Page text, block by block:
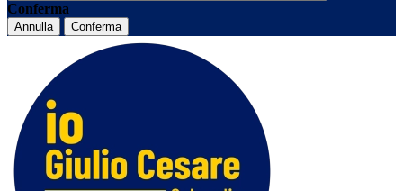
Conferma
Annulla Conferma